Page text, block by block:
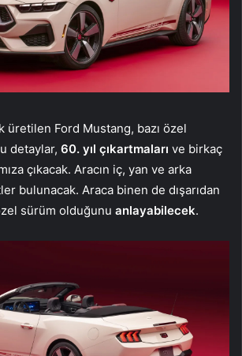
üretilen Ford Mustang, bazı özel
detaylar, 60. yıl çıkartmaları ve birkaç
çıkacak. Aracın iç, yan ve arka
bulunacak. Araca binen de dışarıdan
sürüm olduğunu anlayabilecek.